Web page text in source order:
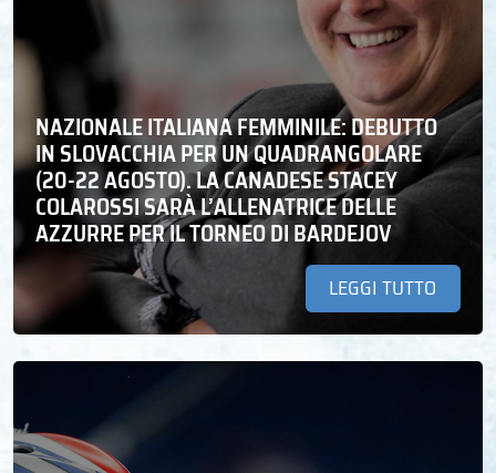
NAZIONALE ITALIANA FEMMINILE: DEBUTTO
IN SLOVACCHIA PER UN QUADRANGOLARE
(20-22 AGOSTO). LA CANADESE STACEY
COLAROSSI SARÀ L’ALLENATRICE DELLE
AZZURRE PER IL TORNEO DI BARDEJOV
LEGGI TUTTO